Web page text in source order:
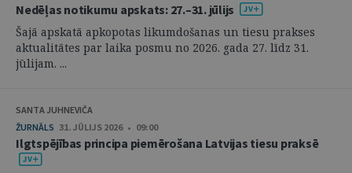
Nedēļas notikumu apskats: 27.–31. jūlijs
Šajā apskatā apkopotas likumdošanas un tiesu prakses
aktualitātes par laika posmu no 2026. gada 27. līdz 31.
jūlijam. ...
SANTA JUHNEVIČA
ŽURNĀLS 31. JŪLIJS 2026 • 09:00
Ilgtspējības principa piemērošana Latvijas tiesu praksē